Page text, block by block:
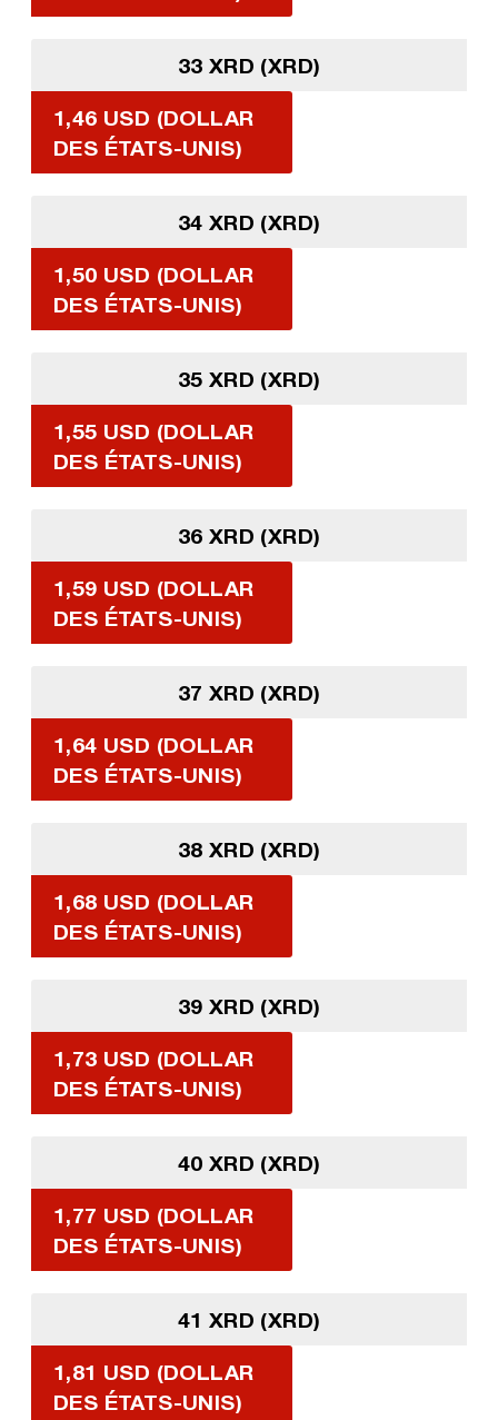
33 XRD (XRD)
1,46 USD (DOLLAR
DES ÉTATS-UNIS)
34 XRD (XRD)
1,50 USD (DOLLAR
DES ÉTATS-UNIS)
35 XRD (XRD)
1,55 USD (DOLLAR
DES ÉTATS-UNIS)
36 XRD (XRD)
1,59 USD (DOLLAR
DES ÉTATS-UNIS)
37 XRD (XRD)
1,64 USD (DOLLAR
DES ÉTATS-UNIS)
38 XRD (XRD)
1,68 USD (DOLLAR
DES ÉTATS-UNIS)
39 XRD (XRD)
1,73 USD (DOLLAR
DES ÉTATS-UNIS)
40 XRD (XRD)
1,77 USD (DOLLAR
DES ÉTATS-UNIS)
41 XRD (XRD)
1,81 USD (DOLLAR
DES ÉTATS-UNIS)